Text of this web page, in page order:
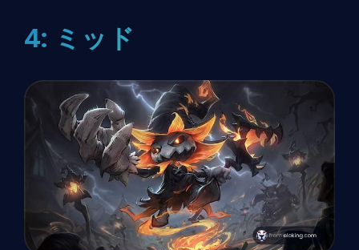
4: ミッド